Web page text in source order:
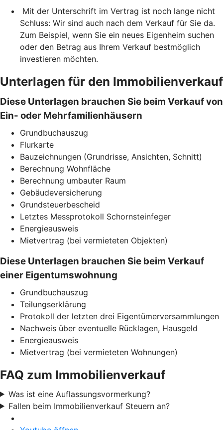
Mit der Unterschrift im Vertrag ist noch lange nicht
Schluss: Wir sind auch nach dem Verkauf für Sie da.
Zum Beispiel, wenn Sie ein neues Eigenheim suchen
oder den Betrag aus Ihrem Verkauf bestmöglich
investieren möchten.
Unterlagen für den Immobilienverkauf
Diese Unterlagen brauchen Sie beim Verkauf von
Ein- oder Mehrfamilienhäusern
Grundbuchauszug
Flurkarte
Bauzeichnungen (Grundrisse, Ansichten, Schnitt)
Berechnung Wohnfläche
Berechnung umbauter Raum
Gebäudeversicherung
Grundsteuerbescheid
Letztes Messprotokoll Schornsteinfeger
Energieausweis
Mietvertrag (bei vermieteten Objekten)
Diese Unterlagen brauchen Sie beim Verkauf
einer Eigentumswohnung
Grundbuchauszug
Teilungserklärung
Protokoll der letzten drei Eigentümerversammlungen
Nachweis über eventuelle Rücklagen, Hausgeld
Energieausweis
Mietvertrag (bei vermieteten Wohnungen)
FAQ zum Immobilienverkauf
Was ist eine Auflassungsvormerkung?
Fallen beim Immobilienverkauf Steuern an?